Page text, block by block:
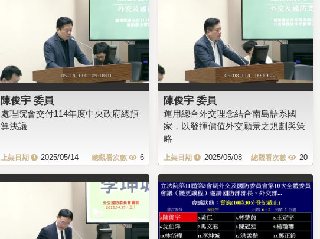
陳俊宇 委員
處理院會交付114年度中央政府總預
算決議
2025/05/14 6
陳俊宇 委員
運用總合外交理念結合南島語系國
家，以發揮價值外交願景之規劃與策
略
2025/05/08 20